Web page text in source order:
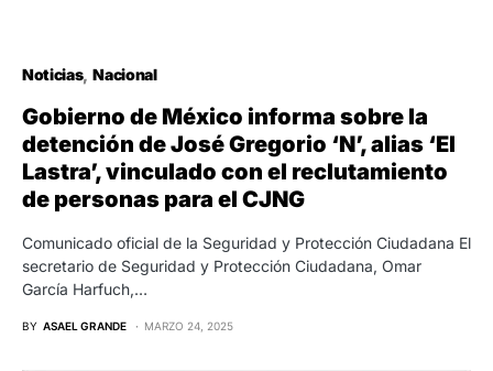
Noticias Nacional
Gobierno de México informa sobre la
detención de José Gregorio ‘N’, alias ‘El
Lastra’, vinculado con el reclutamiento
de personas para el CJNG
Comunicado oficial de la Seguridad y Protección Ciudadana El
secretario de Seguridad y Protección Ciudadana, Omar
García Harfuch,…
BY ASAEL GRANDE MARZO 24, 2025